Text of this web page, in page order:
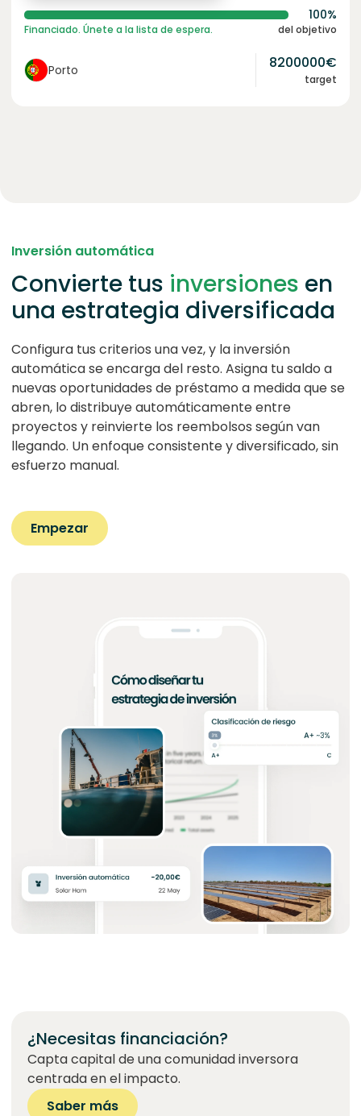
100%
Financiado. Únete a la lista de espera. del objetivo
Porto 8200000€
target
Inversión automática
Convierte tus inversiones en
una estrategia diversificada
Configura tus criterios una vez, y la inversión
automática se encarga del resto. Asigna tu saldo a
nuevas oportunidades de préstamo a medida que se
abren, lo distribuye automáticamente entre
proyectos y reinvierte los reembolsos según van
llegando. Un enfoque consistente y diversificado, sin
esfuerzo manual.
Empezar
¿Necesitas financiación?
Capta capital de una comunidad inversora
centrada en el impacto.
Saber más